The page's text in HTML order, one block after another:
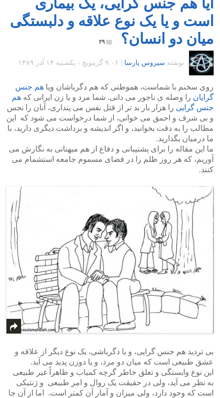
است و یا یک نوع علاقه و دلبستگی
میان دو انسان؟
۲۹
نوشته سیروس پارسا ۹:۰۶ گرينويچ - یکشنبه ۱۴ آذر ۱۳۸۹
روی سخنم با شماست، هموطنی که هم دگرباشان ویا هم جنس
گرایان را وصله ی ناجور می دانی. شما مرد و یا زن ایرانی که هم
جنس گرایی را هزار بار بد تر از قتل نفس می پنداری، آنان را نجس
و بی شرف و احمق می خوانی، از شما درخواست می شود که این
مطالب را به دقت بخوانید، و اگر اندیشه و برداشت دیگری دارید، با
ما درمیان بگذارید.
ما این مقاله را برای پشتیبانی و دفاع از هم میهنانی به نگارش می
آوریم، که هر روز ظلم را در فضای مسموم جامعه استشمام می
کنند.
بی تردید هم جنس گرایی، و یا دگرباشی، یک نوع دیگر از علاقه و
عشق طبیعی است که میان دو مرد، و یا دوزن پدید می آید.
این نوع وابستگی و تعلق خاطر گرچه کمیاب و ظاهراً غیر طبیعی
به نظر می آید، ولی در حقیقت یک روال و امر طبیعی و ژنتیکی
است که وجود دارد، ولی میزان و آمار آن کمتر است. اما از آن جا